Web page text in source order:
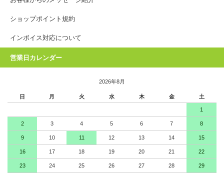
ショップポイント規約
インボイス対応について
営業日カレンダー
2026年8月
日 月 火 水 木 金 土
1
2 3 4 5 6 7 8
9 10 11 12 13 14 15
16 17 18 19 20 21 22
23 24 25 26 27 28 29